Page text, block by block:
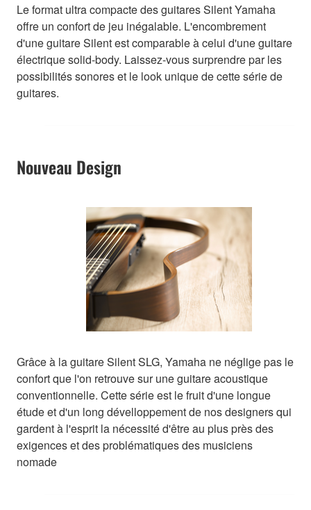
Le format ultra compacte des guitares Silent Yamaha
offre un confort de jeu inégalable. L'encombrement
d'une guitare Silent est comparable à celui d'une guitare
électrique solid-body. Laissez-vous surprendre par les
possibilités sonores et le look unique de cette série de
guitares.
Nouveau Design
Grâce à la guitare Silent SLG, Yamaha ne néglige pas le
confort que l'on retrouve sur une guitare acoustique
conventionnelle. Cette série est le fruit d'une longue
étude et d'un long dévelloppement de nos designers qui
gardent à l'esprit la nécessité d'être au plus près des
exigences et des problématiques des musiciens
nomade